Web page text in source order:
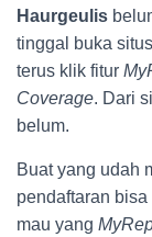
Haurgeulis
tinggal buka
terus klik fitur
Coverage. Dari
belum.
Buat yang udah
pendaftaran
mau yang